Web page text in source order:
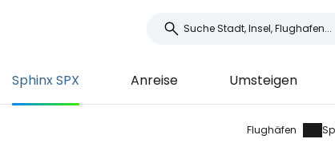
Sphinx SPX Anreise Umsteigen
Flughäfen